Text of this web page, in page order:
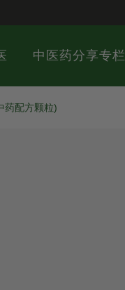
中医药分享专栏
药配方颗粒)